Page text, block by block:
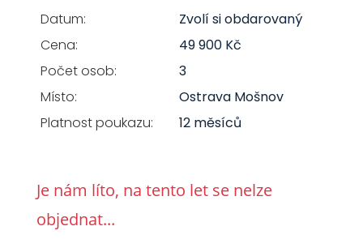
Datum:
Zvolí si obdarovaný
Cena:
49 900 Kč
Počet osob:
3
Místo:
Ostrava Mošnov
Platnost poukazu:
12 měsíců
Je nám líto, na tento let se nelze
objednat...